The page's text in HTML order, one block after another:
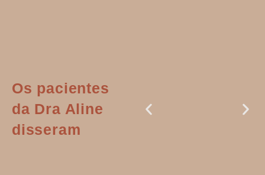
Os pacientes
da Dra Aline
disseram